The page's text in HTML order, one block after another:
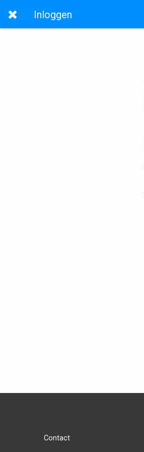
Inloggen
Contact